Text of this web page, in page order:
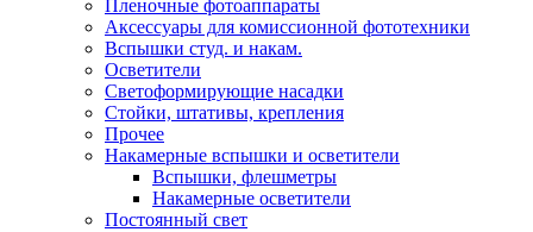
Пленочные фотоаппараты
Аксессуары для комиссионной фототехники
Вспышки студ. и накам.
Осветители
Светоформирующие насадки
Стойки, штативы, крепления
Прочее
Накамерные вспышки и осветители
Вспышки, флешметры
Накамерные осветители
Постоянный свет